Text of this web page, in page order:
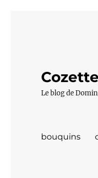
Le blog de
bouquins